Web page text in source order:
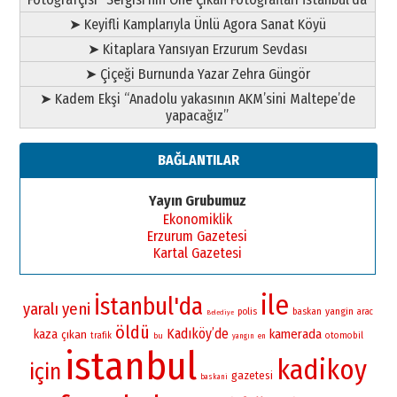
➤ Keyifli Kamplarıyla Ünlü Agora Sanat Köyü
➤ Kitaplara Yansıyan Erzurum Sevdası
➤ Çiçeği Burnunda Yazar Zehra Güngör
➤ Kadem Ekşi “Anadolu yakasının AKM’sini Maltepe’de
yapacağız”
BAĞLANTILAR
Yayın Grubumuz
Ekonomiklik
Erzurum Gazetesi
Kartal Gazetesi
yaralı yeni İstanbul'da Belediye polis ile baskan yangin arac
kaza çıkan trafik öldü bu Kadıköy’de yangın en kamerada otomobil
için istanbul baskani gazetesi kadikoy